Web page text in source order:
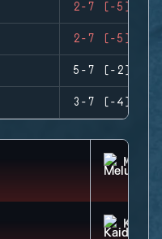
2-7 (-5)
2-7 (-5)
5-7 (-2)
3-7 (-4)
KAID